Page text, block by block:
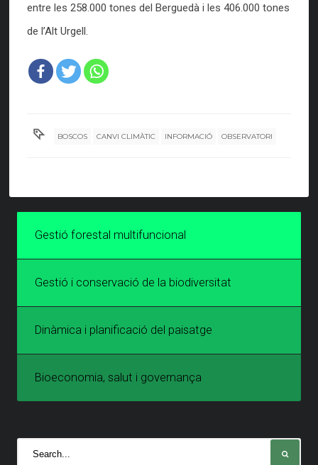
entre les 258.000 tones del Berguedà i les 406.000 tones
de l’Alt Urgell.
BOSCOS CANVI CLIMÀTIC INFORMACIÓ OBSERVATORI
Gestió forestal multifuncional
Gestió i conservació de la biodiversitat
Dinàmica i planificació del paisatge
Bioeconomia, salut i governança